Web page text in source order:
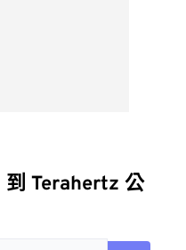
到 Terahertz 公